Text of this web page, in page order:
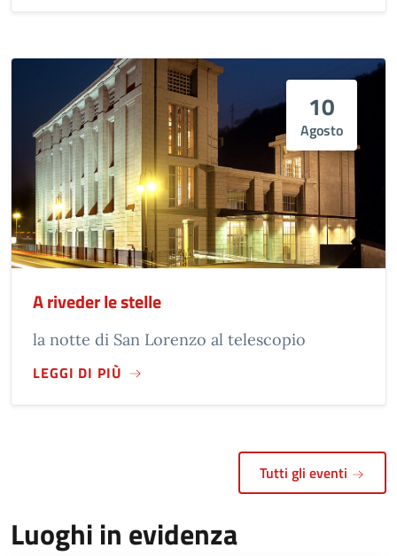
10
Agosto
A riveder le stelle
la notte di San Lorenzo al telescopio
LEGGI DI PIÙ
Tutti gli eventi
Luoghi in evidenza